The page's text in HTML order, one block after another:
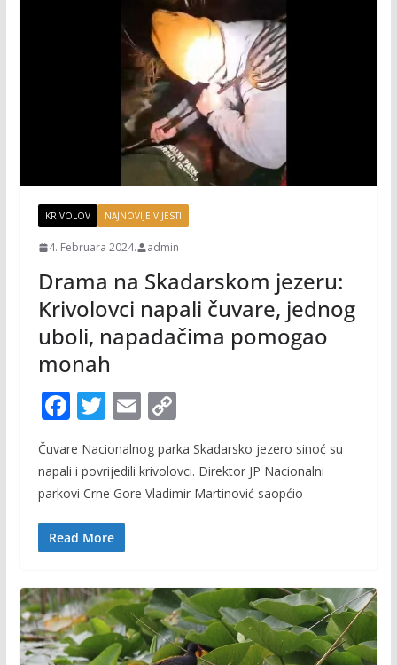
KRIVOLOV NAJNOVIJE VIJESTI
4. Februara 2024. admin
Drama na Skadarskom jezeru:
Krivolovci napali čuvare, jednog
uboli, napadačima pomogao
monah
F
e
b
o
o
T
itt
er
E
ai
l
C
o
p
y
Čuvare Nacionalnog parka Skadarsko jezero sinoć su
napali i povrijedili krivolovci. Direktor JP Nacionalni
parkovi Crne Gore Vladimir Martinović saopćio
Read More